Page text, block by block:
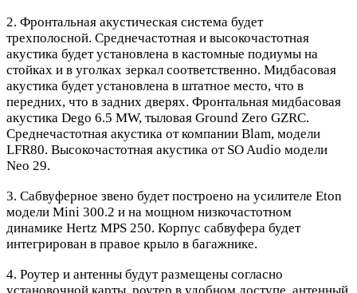
2. Фронтальная акустическая система будет
трехполосной. Среднечастотная и высокочастотная
акустика будет установлена в кастомные подиумы на
стойках и в уголках зеркал соответственно. Мидбасовая
акустика будет установлена в штатное место, что в
передних, что в задних дверях. Фронтальная мидбасовая
акустика Dego 6.5 MW, тыловая Ground Zero GZRC.
Среднечастотная акустика от компании Blam, модели
LFR80. Высокочастотная акустика от SO Audio модели
Neo 29.
3. Сабвуферное звено будет построено на усилителе Eton
модели Mini 300.2 и на мощном низкочастотном
динамике Hertz MPS 250. Корпус сабвуфера будет
интегрирован в правое крыло в багажнике.
4. Роутер и антенны будут размещены согласно
установочной карты, роутер в удобном доступе, антенный